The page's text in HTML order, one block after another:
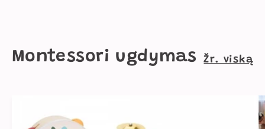
Montessori ugdymas Žr. viską